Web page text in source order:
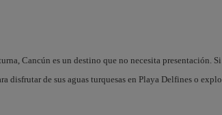
Cancún es un destino que no necesita presentación.
disfrutar de sus aguas turquesas en Playa Delfines o